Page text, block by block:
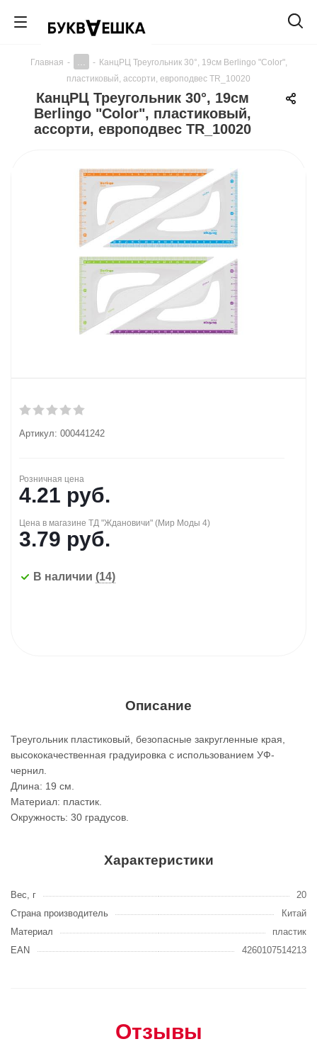
Главная - - КанцРЦ Треугольник 30°, 19см Berlingo "Color",
пластиковый, ассорти, европодвес TR_10020
КанцРЦ Треугольник 30°, 19см
Berlingo "Color", пластиковый,
ассорти, европодвес TR_10020
Артикул: 000441242
Розничная цена
4.21 руб.
Цена в магазине ТД "Ждановичи" (Мир Моды 4)
3.79 руб.
В наличии (14)
Описание
Треугольник пластиковый, безопасные закругленные края,
высококачественная градуировка с использованием УФ-
чернил.
Длина: 19 см.
Материал: пластик.
Окружность: 30 градусов.
Характеристики
Вес, г
20
Страна производитель
Китай
Материал
пластик
EAN
4260107514213
Отзывы